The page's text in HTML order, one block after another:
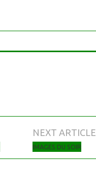
NEXT ARTICLE
IMAGES DU SOIR